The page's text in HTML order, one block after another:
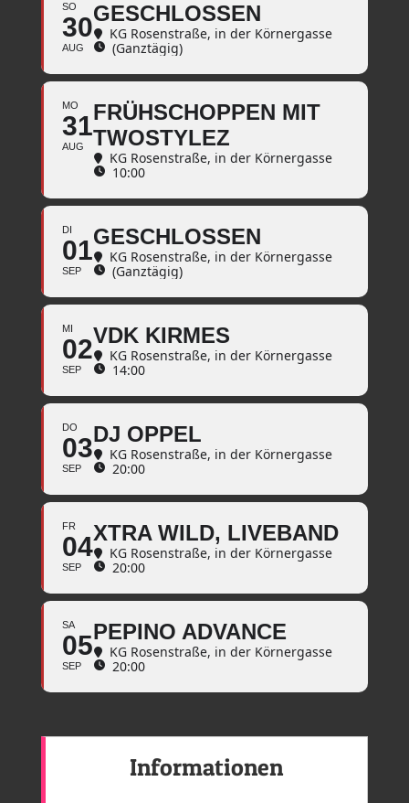
SO
30
AUG
GESCHLOSSEN
KG Rosenstraße, in der Körnergasse
(Ganztägig)
MO
31
AUG
FRÜHSCHOPPEN MIT
TWOSTYLEZ
KG Rosenstraße, in der Körnergasse
10:00
DI
01
SEP
GESCHLOSSEN
KG Rosenstraße, in der Körnergasse
(Ganztägig)
MI
02
SEP
VDK KIRMES
KG Rosenstraße, in der Körnergasse
14:00
DO
03
SEP
DJ OPPEL
KG Rosenstraße, in der Körnergasse
20:00
FR
04
SEP
XTRA WILD, LIVEBAND
KG Rosenstraße, in der Körnergasse
20:00
SA
05
SEP
PEPINO ADVANCE
KG Rosenstraße, in der Körnergasse
20:00
Informationen